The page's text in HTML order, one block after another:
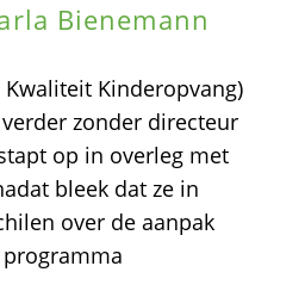
Bienemann
Kinderopvang)
zonder directeur
op in overleg met
bleek dat ze in
over de aanpak